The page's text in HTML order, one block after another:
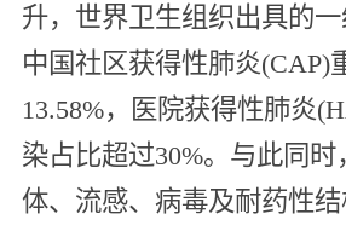
升，世界卫生组织出具的一
中国社区获得性肺炎(CAP)
13.58%，医院获得性肺炎
染占比超过30%。与此同时
体、流感、病毒及耐药性